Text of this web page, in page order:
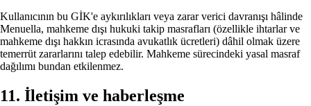
Kullanıcının bu GİK'e aykırılıkları veya zarar verici davranışı hâlinde
Menuella, mahkeme dışı hukuki takip masrafları (özellikle ihtarlar ve
mahkeme dışı hakkın icrasında avukatlık ücretleri) dâhil olmak üzere
temerrüt zararlarını talep edebilir. Mahkeme sürecindeki yasal masraf
dağılımı bundan etkilenmez.
11. İletişim ve haberleşme